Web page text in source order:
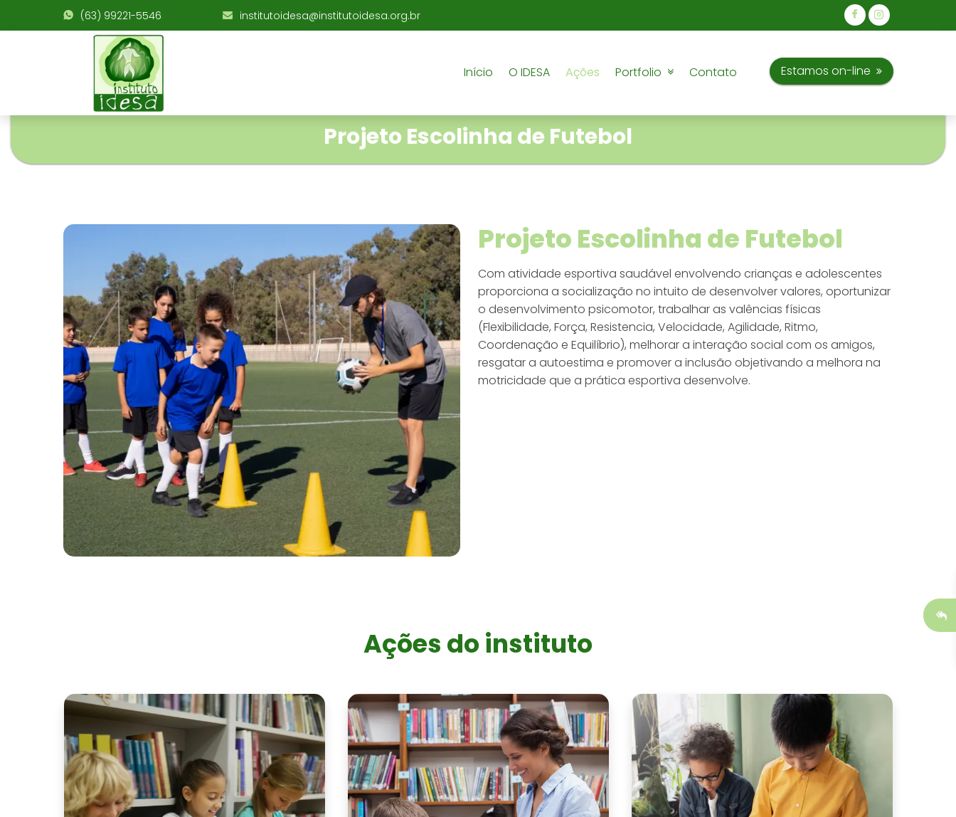
(63) 99221-5546 institutoidesa@institutoidesa.org.br
Início O IDESA Ações Portfolio Contato Estamos on-line
Projeto Escolinha de Futebol
Projeto Escolinha de Futebol
Com atividade esportiva saudável envolvendo crianças e adolescentes
proporciona a socialização no intuito de desenvolver valores, oportunizar
o desenvolvimento psicomotor, trabalhar as valências físicas
(Flexibilidade, Força, Resistencia, Velocidade, Agilidade, Ritmo,
Coordenação e Equilíbrio), melhorar a interação social com os amigos,
resgatar a autoestima e promover a inclusão objetivando a melhora na
motricidade que a prática esportiva desenvolve.
Ações do instituto